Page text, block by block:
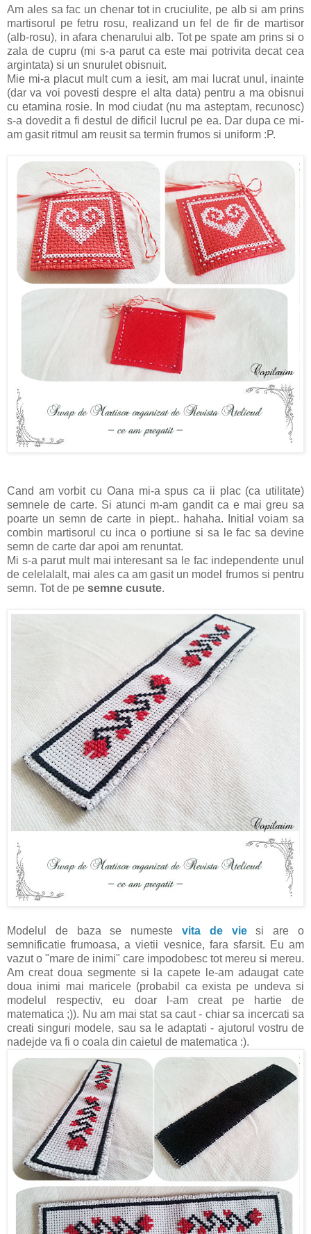
Am ales sa fac un chenar tot in cruciulite, pe alb si am prins
martisorul pe fetru rosu, realizand un fel de fir de martisor
(alb-rosu), in afara chenarului alb. Tot pe spate am prins si o
zala de cupru (mi s-a parut ca este mai potrivita decat cea
argintata) si un snurulet obisnuit.
Mie mi-a placut mult cum a iesit, am mai lucrat unul, inainte
(dar va voi povesti despre el alta data) pentru a ma obisnui
cu etamina rosie. In mod ciudat (nu ma asteptam, recunosc)
s-a dovedit a fi destul de dificil lucrul pe ea. Dar dupa ce mi-
am gasit ritmul am reusit sa termin frumos si uniform :P.
Cand am vorbit cu Oana mi-a spus ca ii plac (ca utilitate)
semnele de carte. Si atunci m-am gandit ca e mai greu sa
poarte un semn de carte in piept.. hahaha. Initial voiam sa
combin martisorul cu inca o portiune si sa le fac sa devine
semn de carte dar apoi am renuntat.
Mi s-a parut mult mai interesant sa le fac independente unul
de celelalalt, mai ales ca am gasit un model frumos si pentru
semn. Tot de pe semne cusute.
Modelul de baza se numeste vita de viesi are o
semnificatie frumoasa, a vietii vesnice, fara sfarsit. Eu am
vazut o "mare de inimi" care impodobesc tot mereu si mereu.
Am creat doua segmente si la capete le-am adaugat cate
doua inimi mai maricele (probabil ca exista pe undeva si
modelul respectiv, eu doar l-am creat pe hartie de
matematica ;)). Nu am mai stat sa caut - chiar sa incercati sa
creati singuri modele, sau sa le adaptati - ajutorul vostru de
nadejde va fi o coala din caietul de matematica :).